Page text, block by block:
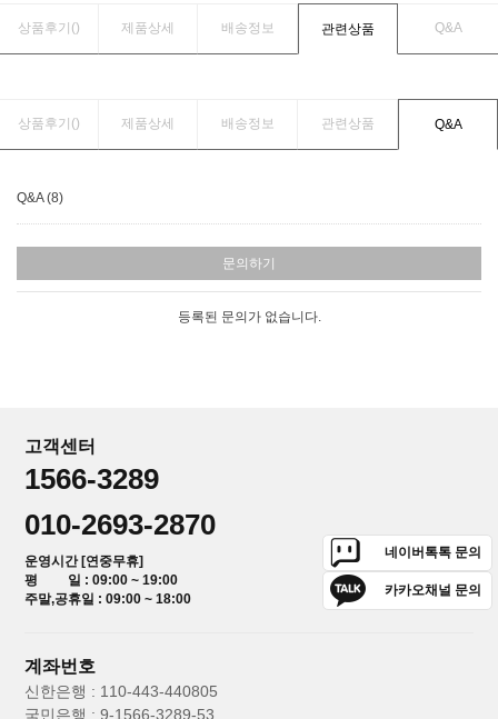
상품후기() 제품상세 배송정보 관련상품 Q&A
상품후기() 제품상세 배송정보 관련상품 Q&A
Q&A (8)
문의하기
등록된 문의가 없습니다.
고객센터
1566-3289
010-2693-2870
운영시간 [연중무휴]
평 일 : 09:00 ~ 19:00
주말,공휴일 : 09:00 ~ 18:00
네이버톡톡 문의
카카오채널 문의
계좌번호
신한은행 : 110-443-440805
국민은행 : 9-1566-3289-53